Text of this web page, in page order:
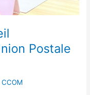
Postale
CCOM